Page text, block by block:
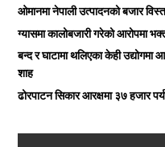
ओमानमा नेपाली उत्पादनको बजार
ग्यासमा कालोबजारी गरेको आरोपमा
बन्द र घाटामा थलिएका केही उद्योगमा
शाह
ढोरपाटन सिकार आरक्षमा ३७ हजार